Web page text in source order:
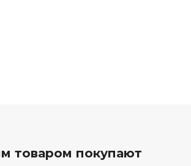
товаром покупают